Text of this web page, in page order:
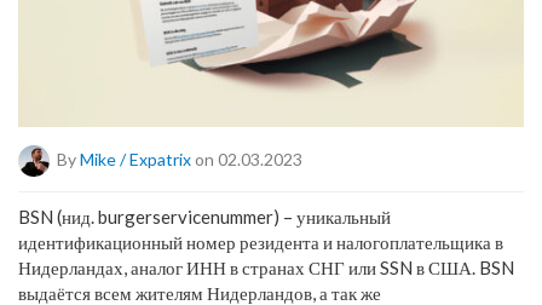
ByMike / Expatrixon 02.03.2023
BSN (нид. burgerservicenummer) – уникальный
идентификационный номер резидента и налогоплательщика в
Нидерландах, аналог ИНН в странах СНГ или SSN в США. BSN
выдаётся всем жителям Нидерландов, а так же